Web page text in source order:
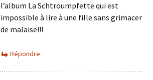
l’album La Schtroumpfette qui est
impossible à lire à une fille sans grimacer
de malaise!!!
Répondre